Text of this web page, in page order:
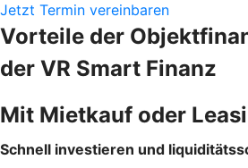
Jetzt Termin vereinbaren
Vorteile der
der VR Smart Finanz
Mit Mietkauf oder
Schnell investieren und